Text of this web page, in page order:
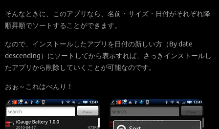
そんなときに、このアプリなら、名前・サイズ・日付がそれぞれ降
順昇順でソートすることができます。
なので、インストールしたアプリを日付の新しい方（By date
descending）にソートしてから表示すれば、さっきインストールし
たアプリから削除していくことが可能なのです。
おぉ～これはべんり！